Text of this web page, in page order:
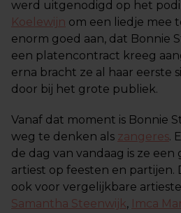
werd uitgenodigd op het
Koelewijn om een liedje mee
enorm goed aan, dat Bonnie
een platencontract kreeg
erna bracht ze al haar eerste
door bij het grote publiek.
Vanaf dat moment is Bonnie
weg te denken als zangeres.
de dag van vandaag is ze
artiest op feesten en partijen.
ook voor vergelijkbare
Samantha Steenwijk, Imca